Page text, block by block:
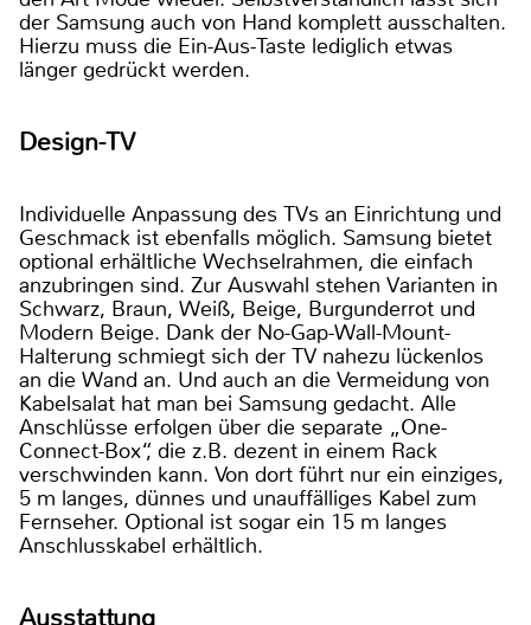
der Samsung auch von Hand komplett ausschalten.
Hierzu muss die Ein-Aus-Taste lediglich etwas
länger gedrückt werden.
Design-TV
Individuelle Anpassung des TVs an Einrichtung und
Geschmack ist ebenfalls möglich. Samsung bietet
optional erhältliche Wechselrahmen, die einfach
anzubringen sind. Zur Auswahl stehen Varianten in
Schwarz, Braun, Weiß, Beige, Burgunderrot und
Modern Beige. Dank der No-Gap-Wall-Mount-
Halterung schmiegt sich der TV nahezu lückenlos
an die Wand an. Und auch an die Vermeidung von
Kabelsalat hat man bei Samsung gedacht. Alle
Anschlüsse erfolgen über die separate „One-
Connect-Box“, die z.B. dezent in einem Rack
verschwinden kann. Von dort führt nur ein einziges,
5 m langes, dünnes und unauffälliges Kabel zum
Fernseher. Optional ist sogar ein 15 m langes
Anschlusskabel erhältlich.
Ausstattung